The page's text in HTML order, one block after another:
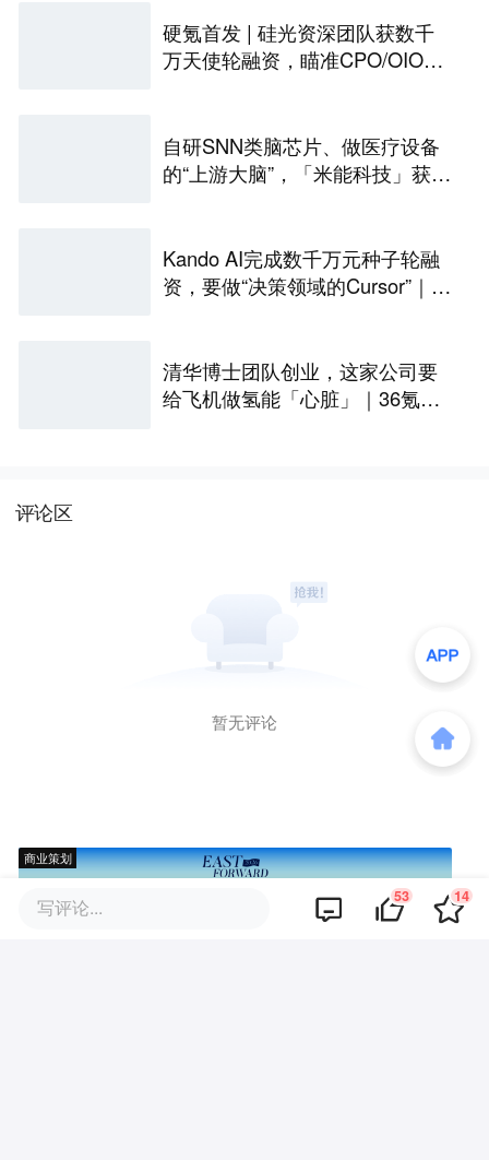
硬氪首发 | 硅光资深团队获数千
万天使轮融资，瞄准CPO/OIO下
自研SNN类脑芯片、做医疗设备
的“上游大脑”，「米能科技」获数
Kando AI完成数千万元种子轮融
资，要做“决策领域的Cursor”｜涌
清华博士团队创业，这家公司要
给飞机做氢能「心脏」｜36氪首
评论区
暂无评论
商业策划
写评论... 53 14